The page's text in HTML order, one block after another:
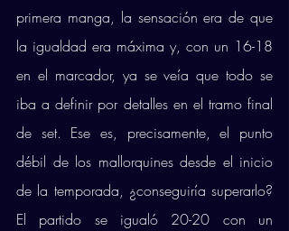
primera manga, la sensación era de que
la igualdad era máxima y, con un 16-18
en el marcador, ya se veía que todo se
iba a definir por detalles en el tramo final
de set. Ese es, precisamente, el punto
débil de los mallorquines desde el inicio
de la temporada, ¿conseguiría superarlo?
El partido se igualó 20-20 con un